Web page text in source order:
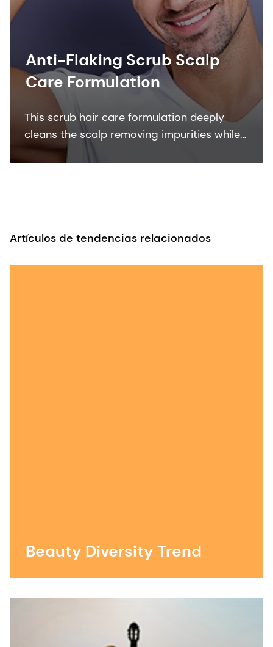
Anti-Flaking Scrub Scalp
Care Formulation
This scrub hair care formulation deeply
cleans the scalp removing impurities while
carefully selected natural personal care
Artículos de tendencias relacionados
Beauty Diversity Trend